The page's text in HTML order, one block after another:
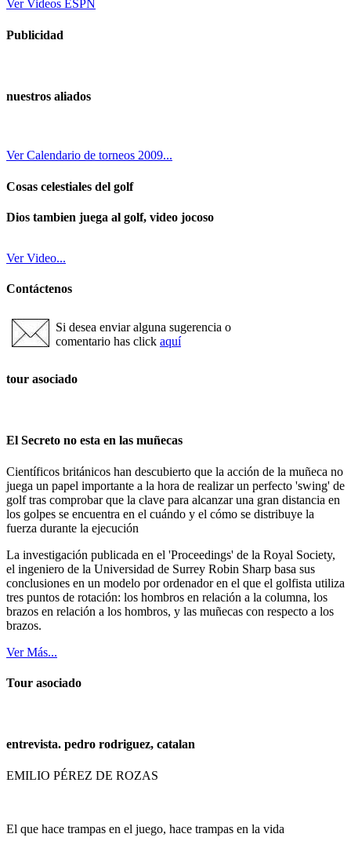
Ver Videos ESPN
Publicidad
nuestros aliados
Ver Calendario de torneos 2009...
Cosas celestiales del golf
Dios tambien juega al golf, video jocoso
Ver Video...
Contáctenos
Si desea enviar alguna sugerencia o
comentario has click aquí
tour asociado
El Secreto no esta en las muñecas
Científicos británicos han descubierto que la acción de la muñeca no
juega un papel importante a la hora de realizar un perfecto 'swing' de
golf tras comprobar que la clave para alcanzar una gran distancia en
los golpes se encuentra en el cuándo y el cómo se distribuye la
fuerza durante la ejecución
La investigación publicada en el 'Proceedings' de la Royal Society,
el ingeniero de la Universidad de Surrey Robin Sharp basa sus
conclusiones en un modelo por ordenador en el que el golfista utiliza
tres puntos de rotación: los hombros en relación a la columna, los
brazos en relación a los hombros, y las muñecas con respecto a los
brazos.
Ver Más...
Tour asociado
entrevista. pedro rodriguez, catalan
EMILIO PÉREZ DE ROZAS
El que hace trampas en el juego, hace trampas en la vida